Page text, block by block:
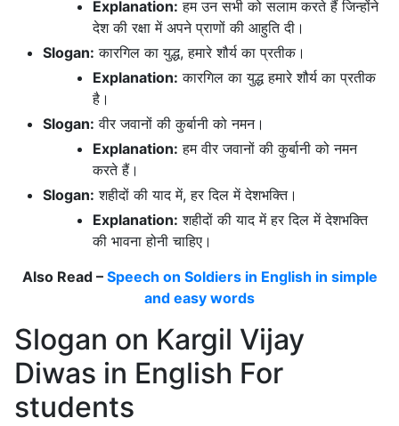
Explanation: हम उन सभी को सलाम करते हैं जिन्होंने
देश की रक्षा में अपने प्राणों की आहुति दी।
Slogan: कारगिल का युद्ध, हमारे शौर्य का प्रतीक।
Explanation: कारगिल का युद्ध हमारे शौर्य का प्रतीक
है।
Slogan: वीर जवानों की कुर्बानी को नमन।
Explanation: हम वीर जवानों की कुर्बानी को नमन
करते हैं।
Slogan: शहीदों की याद में, हर दिल में देशभक्ति।
Explanation: शहीदों की याद में हर दिल में देशभक्ति
की भावना होनी चाहिए।
Also Read – Speech on Soldiers in English in simple
and easy words
Slogan on Kargil Vijay
Diwas in English For
students